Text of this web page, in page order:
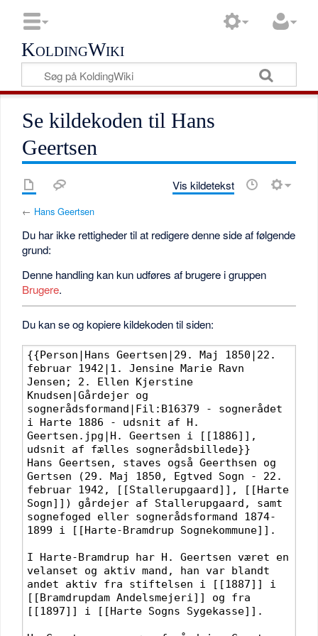
KoldingWiki
Se kildekoden til Hans
Geertsen
Vis kildetekst
← Hans Geertsen
Du har ikke rettigheder til at redigere denne side af følgende
grund:
Denne handling kan kun udføres af brugere i gruppen
Brugere.
Du kan se og kopiere kildekoden til siden: